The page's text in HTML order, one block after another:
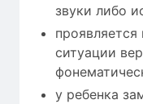
звуки либо
проявляется
ситуации
у ребенка